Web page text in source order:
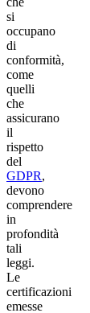
si
occupano
di
conformità,
come
quelli
che
assicurano
il
rispetto
del
GDPR,
devono
comprendere
in
profondità
tali
leggi.
Le
certificazioni
emesse